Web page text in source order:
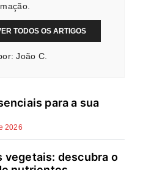
TODOS OS ARTIGOS
João C.
para a sua
2026
vegetais: descubra o